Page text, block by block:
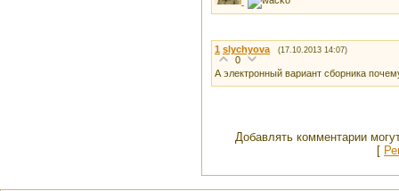
1 slychyova (17.10.2013 14:07)
0
А электронный вариант сборника
Добавлять комментарии
[